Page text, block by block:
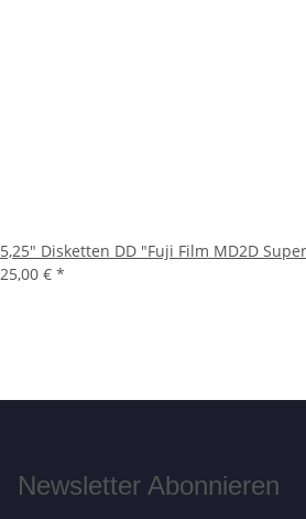
5,25" Disketten DD "Fuji Film MD2D
25,00 € *
Newsletter Abonnieren